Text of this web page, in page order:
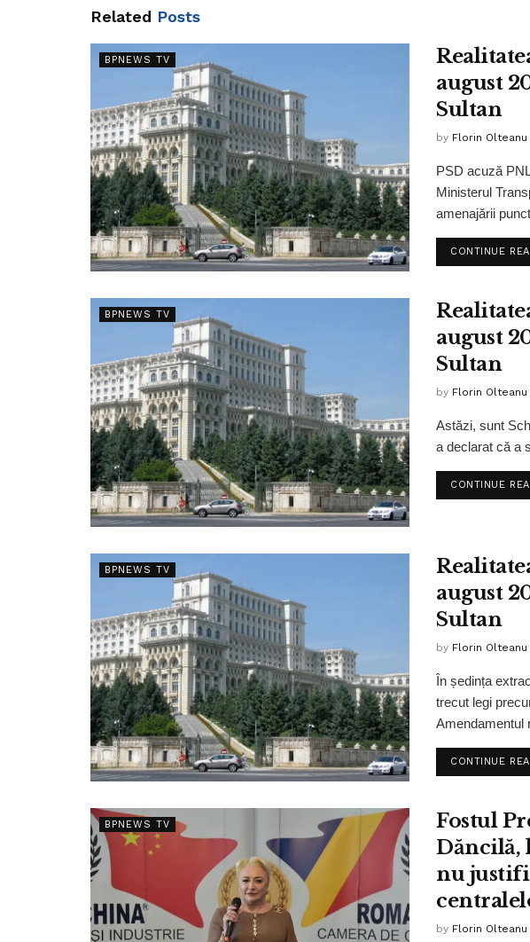
Related Posts
BPNEWS TV
august
Sultan
by Florin Olteanu
PSD acuză
Ministerul
amenajării
CONTINUE
BPNEWS TV
august
Sultan
by Florin Olteanu
Astăzi, sunt
a declarat că a
CONTINUE
BPNEWS TV
august
Sultan
by Florin Olteanu
În ședința
trecut legi
Amendamentul
CONTINUE
BPNEWS TV
Fostul
Dăncilă,
nu
by Florin Olteanu